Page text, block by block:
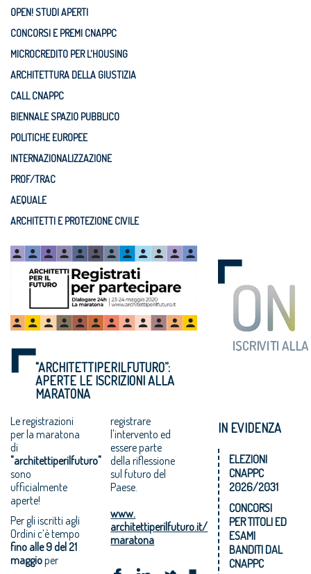
OPEN! STUDI APERTI
CONCORSI E PREMI CNAPPC
MICROCREDITO PER L'HOUSING
ARCHITETTURA DELLA GIUSTIZIA
CALL CNAPPC
BIENNALE SPAZIO PUBBLICO
POLITICHE EUROPEE
INTERNAZIONALIZZAZIONE
PROF/TRAC
AEQUALE
ARCHITETTI E PROTEZIONE CIVILE
"ARCHITETTIPERILFUTURO”:
APERTE LE ISCRIZIONI ALLA
MARATONA
Le registrazioni
per la maratona
di
"architettiperilfuturo"
sono
ufficialmente
aperte!
Per gli iscritti agli
Ordini c’è tempo
fino alle 9 del 21
maggioper
registrare
l'intervento ed
essere parte
della riflessione
sul futuro del
Paese.
www.
architettiperilfuturo.it/
maratona
IN EVIDENZA
ELEZIONI
CNAPPC
2026/2031
CONCORSI
PER TITOLI ED
ESAMI
BANDITI DAL
CNAPPC